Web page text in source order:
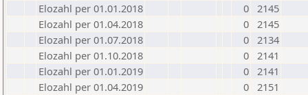
Elozahl per 01.01.2018
0 2145
Elozahl per 01.04.2018
0 2145
Elozahl per 01.07.2018
0 2134
Elozahl per 01.10.2018
0 2141
Elozahl per 01.01.2019
0 2141
Elozahl per 01.04.2019
0 2151